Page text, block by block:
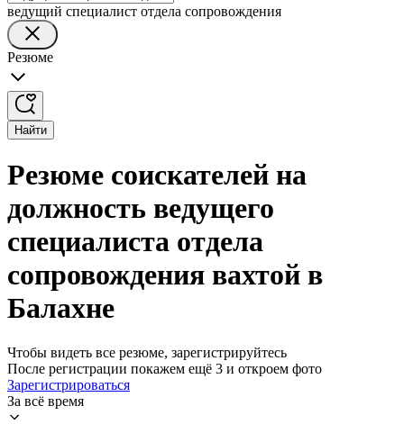
ведущий специалист отдела сопровождения
Резюме
Найти
Резюме соискателей на
должность ведущего
специалиста отдела
сопровождения вахтой в
Балахне
Чтобы видеть все резюме, зарегистрируйтесь
После регистрации покажем ещё 3 и откроем фото
Зарегистрироваться
За всё время